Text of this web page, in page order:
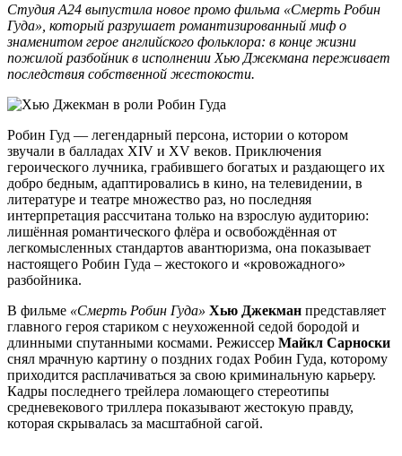
Студия A24 выпустила новое промо фильма «Смерть Робин
Гуда», который разрушает романтизированный миф о
знаменитом герое английского фольклора: в конце жизни
пожилой разбойник в исполнении Хью Джекмана переживает
последствия собственной жестокости.
Робин Гуд — легендарный персона, истории о котором
звучали в балладах XIV и XV веков. Приключения
героического лучника, грабившего богатых и раздающего их
добро бедным, адаптировались в кино, на телевидении, в
литературе и театре множество раз, но последняя
интерпретация рассчитана только на взрослую аудиторию:
лишённая романтического флёра и освобождённая от
легкомысленных стандартов авантюризма, она показывает
настоящего Робин Гуда – жестокого и «кровожадного»
разбойника.
В фильме «Смерть Робин Гуда» Хью Джекман представляет
главного героя стариком с неухоженной седой бородой и
длинными спутанными космами. Режиссер Майкл Сарноски
снял мрачную картину о поздних годах Робин Гуда, которому
приходится расплачиваться за свою криминальную карьеру.
Кадры последнего трейлера ломающего стереотипы
средневекового триллера показывают жестокую правду,
которая скрывалась за масштабной сагой.